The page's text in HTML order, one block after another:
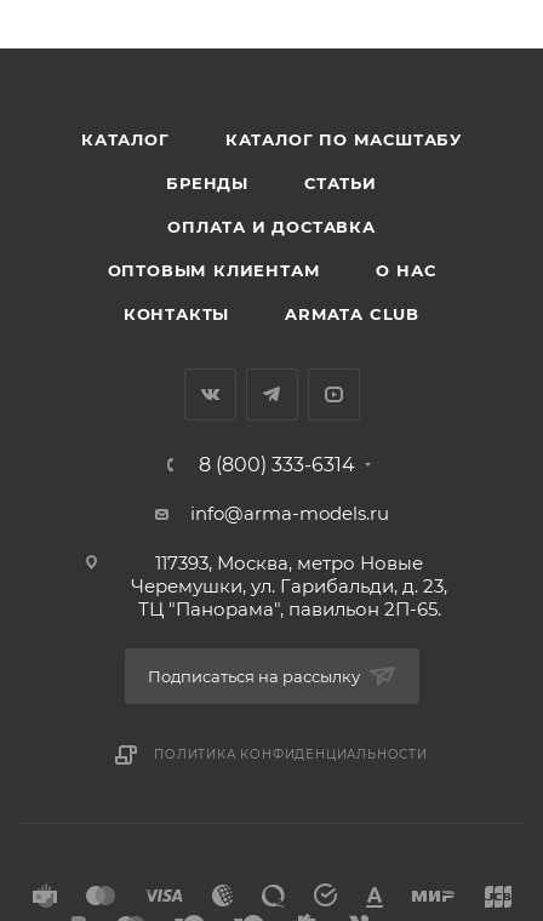
КАТАЛОГ КАТАЛОГ ПО МАСШТАБУ
БРЕНДЫ СТАТЬИ
ОПЛАТА И ДОСТАВКА
ОПТОВЫМ КЛИЕНТАМ О НАС
КОНТАКТЫ ARMATA CLUB
8 (800) 333-6314
info@arma-models.ru
117393, Москва, метро Новые
Черемушки, ул. Гарибальди, д. 23,
ТЦ "Панорама", павильон 2П-65.
Подписаться на рассылку
ПОЛИТИКА КОНФИДЕНЦИАЛЬНОСТИ